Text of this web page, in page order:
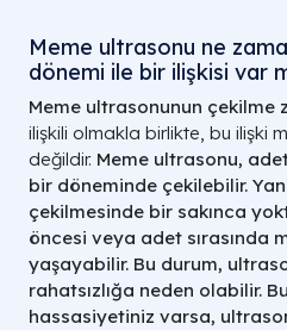
Meme ultrasonu ne
dönemi ile bir ilişkisi var
Meme ultrasonunun çekilme
ilişkili olmakla birlikte, bu ilişki
değildir. Meme ultrasonu,
bir döneminde çekilebilir.
çekilmesinde bir sakınca
öncesi veya adet sırasında
yaşayabilir. Bu durum,
rahatsızlığa neden olabilir.
hassasiyetiniz varsa,